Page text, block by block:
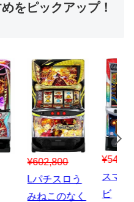
をピックアップ！
秘宝
¥1,867,800
Lパチスロ 炎
炎ノ消防隊2